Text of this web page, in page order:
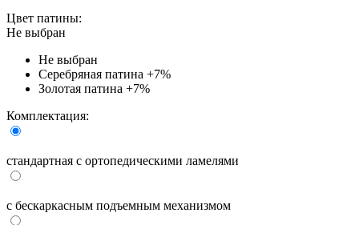
Цвет патины:
Не выбран
Не выбран
Серебряная патина +7%
Золотая патина +7%
Комплектация:
стандартная с ортопедическими ламелями
с бескаркасным подъемным механизмом